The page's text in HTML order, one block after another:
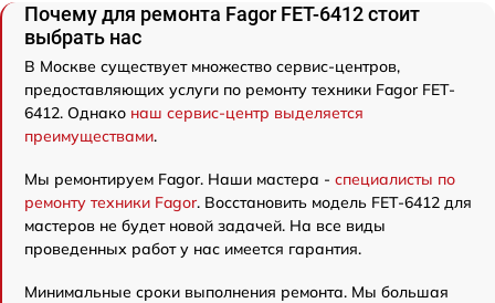
Почему для ремонта Fagor FET-6412 стоит
выбрать нас
В Москве существует множество сервис-центров,
предоставляющих услуги по ремонту техники Fagor FET-
6412. Однако наш сервис-центр выделяется
преимуществами.
Мы ремонтируем Fagor. Наши мастера - специалисты по
ремонту техники Fagor. Восстановить модель FET-6412 для
мастеров не будет новой задачей. На все виды
проведенных работ у нас имеется гарантия.
Минимальные сроки выполнения ремонта. Мы большая